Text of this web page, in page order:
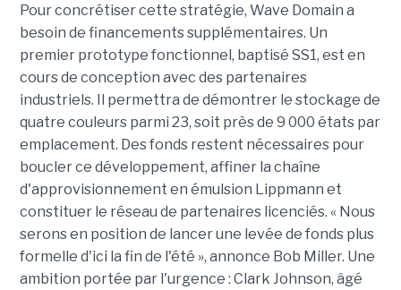
Pour concrétiser cette stratégie, Wave Domain a
besoin de financements supplémentaires. Un
premier prototype fonctionnel, baptisé SS1, est en
cours de conception avec des partenaires
industriels. Il permettra de démontrer le stockage de
quatre couleurs parmi 23, soit près de 9 000 états par
emplacement. Des fonds restent nécessaires pour
boucler ce développement, affiner la chaîne
d'approvisionnement en émulsion Lippmann et
constituer le réseau de partenaires licenciés. « Nous
serons en position de lancer une levée de fonds plus
formelle d'ici la fin de l'été », annonce Bob Miller. Une
ambition portée par l'urgence : Clark Johnson, âgé